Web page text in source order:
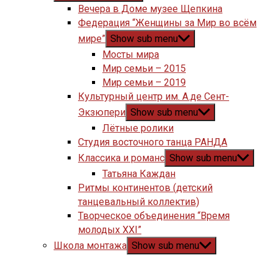
Вечера в Доме музее Щепкина
Федерация “Женщины за Мир во всём
мире” Show sub menu
Мосты мира
Мир семьи – 2015
Мир семьи – 2019
Культурный центр им. А.де Сент-
Экзюпери Show sub menu
Лётные ролики
Студия восточного танца РАНДА
Классика и романс Show sub menu
Татьяна Каждан
Ритмы континентов (детский
танцевальный коллектив)
Творческое объединения “Время
молодых XXI”
Школа монтажа Show sub menu